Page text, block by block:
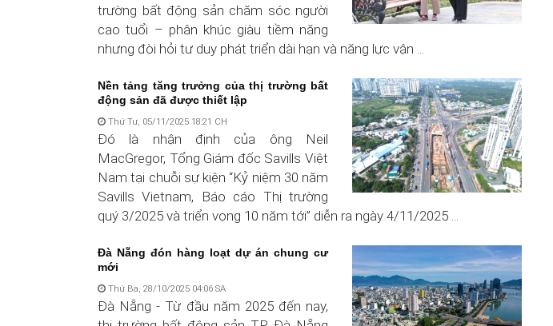
trường bất động sản chăm sóc người
cao tuổi – phân khúc giàu tiềm năng
nhưng đòi hỏi tư duy phát triển dài hạn và năng lực vận ...
Nền tảng tăng trưởng của thị trường bất
động sản đã được thiết lập
Thứ Tư, 05/11/2025 18:21 CH
Đó là nhận định của ông Neil
MacGregor, Tổng Giám đốc Savills Việt
Nam tại chuỗi sự kiện “Kỷ niệm 30 năm
Savills Vietnam, Báo cáo Thị trường
quý 3/2025 và triển vọng 10 năm tới” diễn ra ngày 4/11/2025 ...
Đà Nẵng đón hàng loạt dự án chung cư
mới
Thứ Ba, 28/10/2025 04:06 SA
Đà Nẵng - Từ đầu năm 2025 đến nay,